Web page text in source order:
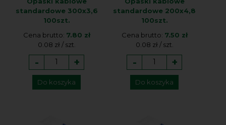
standardowe 300x3,6
100szt.
Cena brutto: 7.80 zł
0.08 zł / szt.
- +
Do koszyka
standardowe 200x4,8
100szt.
Cena brutto: 7.50 zł
0.08 zł / szt.
- +
Do koszyka